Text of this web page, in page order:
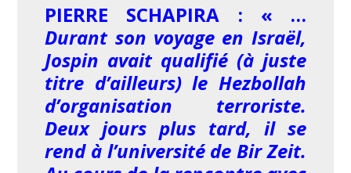
PIERRE SCHAPIRA : « …
Durant son voyage en Israël,
Jospin avait qualifié (à juste
titre d’ailleurs) le Hezbollah
d’organisation terroriste.
Deux jours plus tard, il se
rend à l’université de Bir Zeit.